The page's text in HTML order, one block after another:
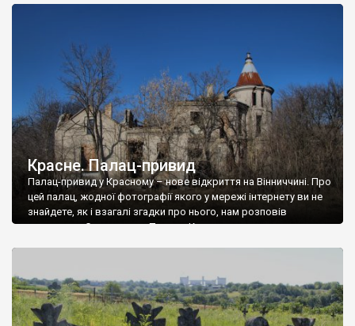
Красне. Палац-привид
Палац-привид у Красному – нове відкриття на Вінниччині. Про
цей палац, жодної фотографії якого у мережі інтернету ви не
знайдете, як і взагалі згадки про нього, нам розповів
мешканець Самгородка. Палац у Красному вразив не лише